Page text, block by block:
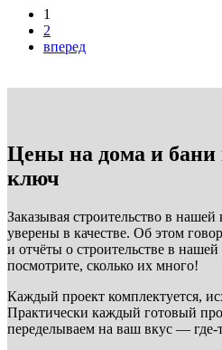
1
2
вперед
Цены на дома и бани
ключ
Заказывая строительство в
уверены в качестве. Об этом
и отчёты о строительстве в
посмотрите, сколько их много!
Каждый проект комплектуется,
Практически каждый готовый
переделываем на ваш вкус — где-